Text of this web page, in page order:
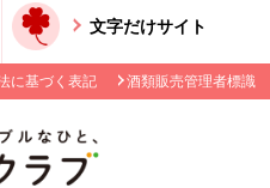
文字だけサイト
に基づく表記 酒類販売管理者標識